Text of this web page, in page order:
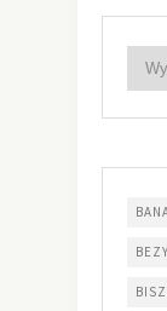
BEZY